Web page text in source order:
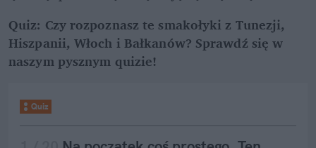
Quiz: Czy rozpoznasz te smakołyki z Tunezji,
Hiszpanii, Włoch i Bałkanów? Sprawdź się w
naszym pysznym quizie!
Quiz